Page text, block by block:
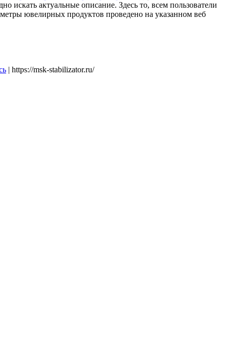
искать актуальные описание. Здесь то, всем пользователи
ювелирных продуктов проведено на указанном веб
| https://msk-stabilizator.ru/